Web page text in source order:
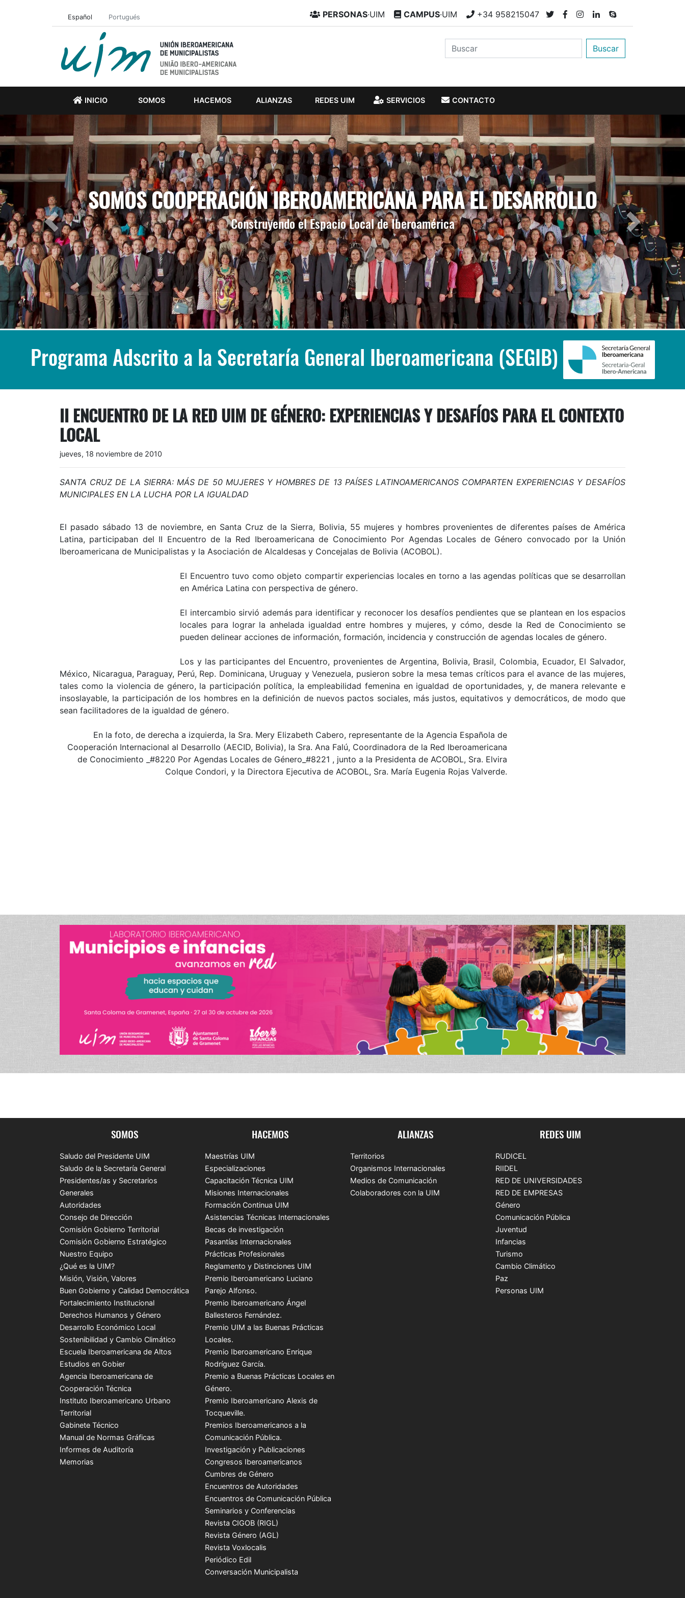
Español Portugués PERSONAS·UIM CAMPUS·UIM +34 958215047
Buscar
INICIO SOMOS HACEMOS ALIANZAS REDES UIM SERVICIOS CONTACTO
SOMOS COOPERACIÓN IBEROAMERICANA PARA EL DESARROLLO
Construyendo el Espacio Local de Iberoamérica
Previous Next
Programa Adscrito a la Secretaría General Iberoamericana (SEGIB)
II ENCUENTRO DE LA RED UIM DE GÉNERO: EXPERIENCIAS Y DESAFÍOS PARA EL CONTEXTO
LOCAL
jueves, 18 noviembre de 2010
SANTA CRUZ DE LA SIERRA: MÁS DE 50 MUJERES Y HOMBRES DE 13 PAÍSES LATINOAMERICANOS COMPARTEN EXPERIENCIAS Y DESAFÍOS
MUNICIPALES EN LA LUCHA POR LA IGUALDAD
El pasado sábado 13 de noviembre, en Santa Cruz de la Sierra, Bolivia, 55 mujeres y hombres provenientes de diferentes países de América
Latina, participaban del II Encuentro de la Red Iberoamericana de Conocimiento Por Agendas Locales de Género convocado por la Unión
Iberoamericana de Municipalistas y la Asociación de Alcaldesas y Concejalas de Bolivia (ACOBOL).
El Encuentro tuvo como objeto compartir experiencias locales en torno a las agendas políticas que se desarrollan
en América Latina con perspectiva de género.
El intercambio sirvió además para identificar y reconocer los desafíos pendientes que se plantean en los espacios
locales para lograr la anhelada igualdad entre hombres y mujeres, y cómo, desde la Red de Conocimiento se
pueden delinear acciones de información, formación, incidencia y construcción de agendas locales de género.
Los y las participantes del Encuentro, provenientes de Argentina, Bolivia, Brasil, Colombia, Ecuador, El Salvador,
México, Nicaragua, Paraguay, Perú, Rep. Dominicana, Uruguay y Venezuela, pusieron sobre la mesa temas críticos para el avance de las mujeres,
tales como la violencia de género, la participación política, la empleabilidad femenina en igualdad de oportunidades, y, de manera relevante e
insoslayable, la participación de los hombres en la definición de nuevos pactos sociales, más justos, equitativos y democráticos, de modo que
sean facilitadores de la igualdad de género.
En la foto, de derecha a izquierda, la Sra. Mery Elizabeth Cabero, representante de la Agencia Española de
Cooperación Internacional al Desarrollo (AECID, Bolivia), la Sra. Ana Falú, Coordinadora de la Red Iberoamericana
de Conocimiento _#8220 Por Agendas Locales de Género_#8221 , junto a la Presidenta de ACOBOL, Sra. Elvira
Colque Condori, y la Directora Ejecutiva de ACOBOL, Sra. María Eugenia Rojas Valverde.
SOMOS
Saludo del Presidente UIM
Saludo de la Secretaría General
Presidentes/as y Secretarios
Generales
Autoridades
Consejo de Dirección
Comisión Gobierno Territorial
Comisión Gobierno Estratégico
Nuestro Equipo
¿Qué es la UIM?
Misión, Visión, Valores
Buen Gobierno y Calidad Democrática
Fortalecimiento Institucional
Derechos Humanos y Género
Desarrollo Económico Local
Sostenibilidad y Cambio Climático
Escuela Iberoamericana de Altos
Estudios en Gobier
Agencia Iberoamericana de
Cooperación Técnica
Instituto Iberoamericano Urbano
Territorial
Gabinete Técnico
Manual de Normas Gráficas
Informes de Auditoría
Memorias
HACEMOS
Maestrías UIM
Especializaciones
Capacitación Técnica UIM
Misiones Internacionales
Formación Continua UIM
Asistencias Técnicas Internacionales
Becas de investigación
Pasantías Internacionales
Prácticas Profesionales
Reglamento y Distinciones UIM
Premio Iberoamericano Luciano
Parejo Alfonso.
Premio Iberoamericano Ángel
Ballesteros Fernández.
Premio UIM a las Buenas Prácticas
Locales.
Premio Iberoamericano Enrique
Rodríguez García.
Premio a Buenas Prácticas Locales en
Género.
Premio Iberoamericano Alexis de
Tocqueville.
Premios Iberoamericanos a la
Comunicación Pública.
Investigación y Publicaciones
Congresos Iberoamericanos
Cumbres de Género
Encuentros de Autoridades
Encuentros de Comunicación Pública
Seminarios y Conferencias
Revista CIGOB (RIGL)
Revista Género (AGL)
Revista Voxlocalis
Periódico Edil
Conversación Municipalista
ALIANZAS
Territorios
Organismos Internacionales
Medios de Comunicación
Colaboradores con la UIM
REDES UIM
RUDICEL
RIIDEL
RED DE UNIVERSIDADES
RED DE EMPRESAS
Género
Comunicación Pública
Juventud
Infancias
Turismo
Cambio Climático
Paz
Personas UIM